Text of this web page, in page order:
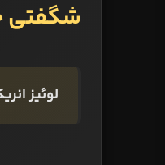
شگفتی
لوئیز